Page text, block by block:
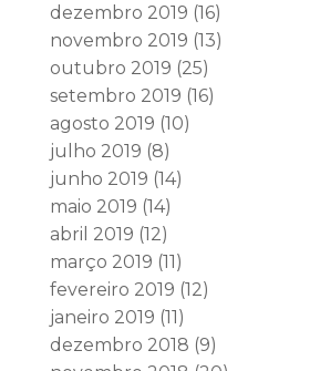
dezembro 2019 (16)
novembro 2019 (13)
outubro 2019 (25)
setembro 2019 (16)
agosto 2019 (10)
julho 2019 (8)
junho 2019 (14)
maio 2019 (14)
abril 2019 (12)
março 2019 (11)
fevereiro 2019 (12)
janeiro 2019 (11)
dezembro 2018 (9)